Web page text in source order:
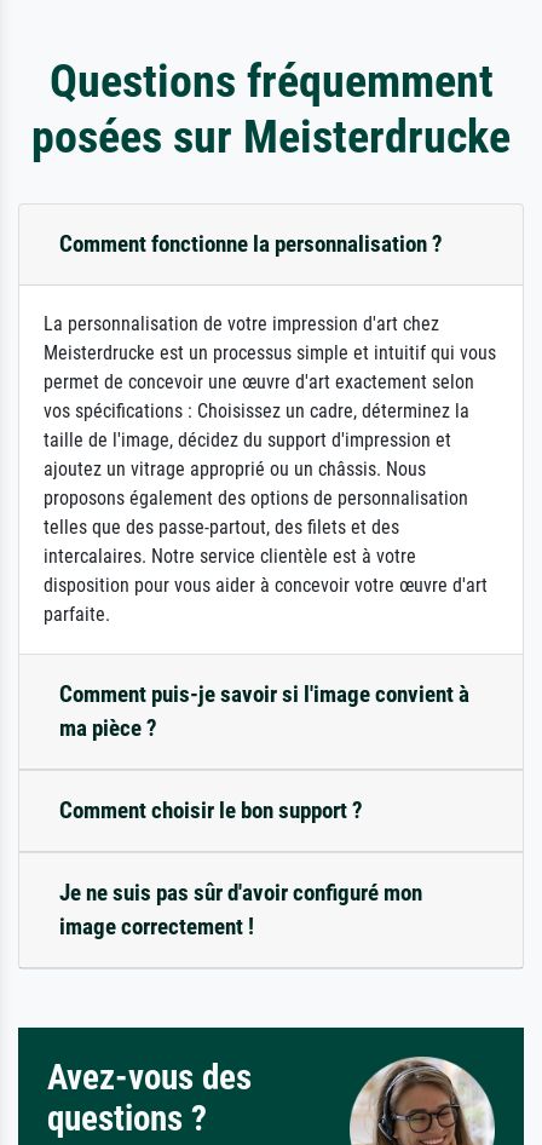
Questions fréquemment
posées sur Meisterdrucke
Comment fonctionne la personnalisation ?
La personnalisation de votre impression d'art chez
Meisterdrucke est un processus simple et intuitif qui vous
permet de concevoir une œuvre d'art exactement selon
vos spécifications : Choisissez un cadre, déterminez la
taille de l'image, décidez du support d'impression et
ajoutez un vitrage approprié ou un châssis. Nous
proposons également des options de personnalisation
telles que des passe-partout, des filets et des
intercalaires. Notre service clientèle est à votre
disposition pour vous aider à concevoir votre œuvre d'art
parfaite.
Comment puis-je savoir si l'image convient à
ma pièce ?
Comment choisir le bon support ?
Je ne suis pas sûr d'avoir configuré mon
image correctement !
Avez-vous des
questions ?